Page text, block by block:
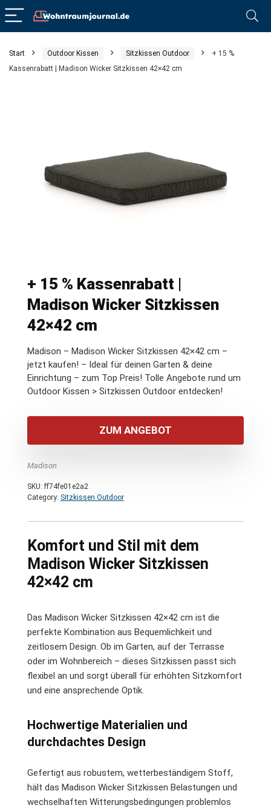
Start Outdoor Kissen Sitzkissen Outdoor
+ 15 %
Kassenrabatt | Madison Wicker Sitzkissen 42×42 cm
+ 15 % Kassenrabatt |
Madison Wicker Sitzkissen
42×42 cm
Madison – Madison Wicker Sitzkissen 42×42 cm –
jetzt kaufen! – Ideal für deinen Garten & deine
Einrichtung – zum Top Preis! Tolle Angebote rund um
Outdoor Kissen > Sitzkissen Outdoor entdecken!
ZUM ANGEBOT
Madison
SKU:ff74fe01e2a2
Category: Sitzkissen Outdoor
Komfort und Stil mit dem
Madison Wicker Sitzkissen
42×42 cm
Das Madison Wicker Sitzkissen 42×42 cm ist die
perfekte Kombination aus Bequemlichkeit und
zeitlosem Design. Ob im Garten, auf der Terrasse
oder im Wohnbereich – dieses Sitzkissen passt sich
flexibel an und sorgt überall für erhöhten Sitzkomfort
und eine ansprechende Optik.
Hochwertige Materialien und
durchdachtes Design
Gefertigt aus robustem, wetterbeständigem Stoff,
hält das Madison Wicker Sitzkissen Belastungen und
wechselhaften Witterungsbedingungen problemlos